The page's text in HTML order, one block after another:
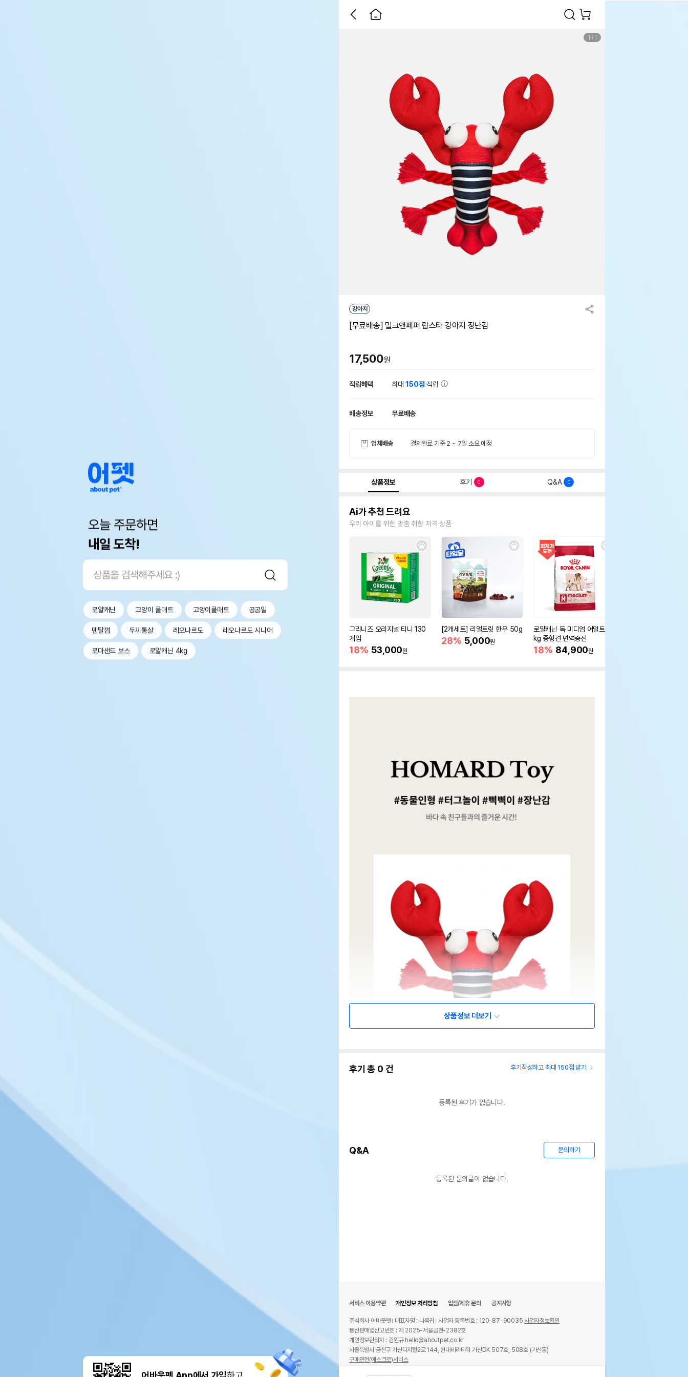
오늘 주문하면
내일 도착!
로얄캐닌 고양이 쿨매트 고양이쿨매트 공공일
덴탈껌 두끼통살 레오나르도 레오나르도 시니어
로마샌드 보스 로얄캐닌 4kg
1 / 1
강아지
[무료배송] 밀크앤페퍼 랍스타 강아지 장난감
17,500원
적립혜택 최대150점 적립
배송정보 무료배송
업체배송 결제완료 기준 2 ~ 7일 소요 예정
상품정보 후기 0 Q&A 0
Ai가 추천 드려요
우리 아이를 위한 맞춤 취향 저격 상품
그리니즈 오리지널 티니 130
개입
18% 53,000원
[2개세트] 리얼트릿 한우 50g
28% 5,000원
로얄캐닌 독 미디엄 어덜트 10
kg 중형견 면역증진
18% 84,900원
상품정보 더보기
후기 총 0 건 후기작성하고 최대 150점 받기
등록된 후기가 없습니다.
Q&A 문의하기
등록된 문의글이 없습니다.
서비스 이용약관 개인정보 처리방침 입점/제휴 문의 공지사항
주식회사 어바웃펫 대표자명 : 나옥귀 사업자 등록번호 : 120-87-90035사업자정보확인
통신판매업신고번호 : 제 2025-서울금천-2382호
개인정보관리자 : 김원규 hello@aboutpet.co.kr
서울특별시 금천구 가산디지털2로 144, 현대테라타워 가산DK 507호, 508호 (가산동)
구매안전(에스크로)서비스